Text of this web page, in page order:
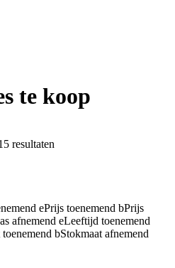
te koop
resultaten
ePrijs toenemend bPrijs
afnemend eLeeftijd toenemend
bStokmaat afnemend